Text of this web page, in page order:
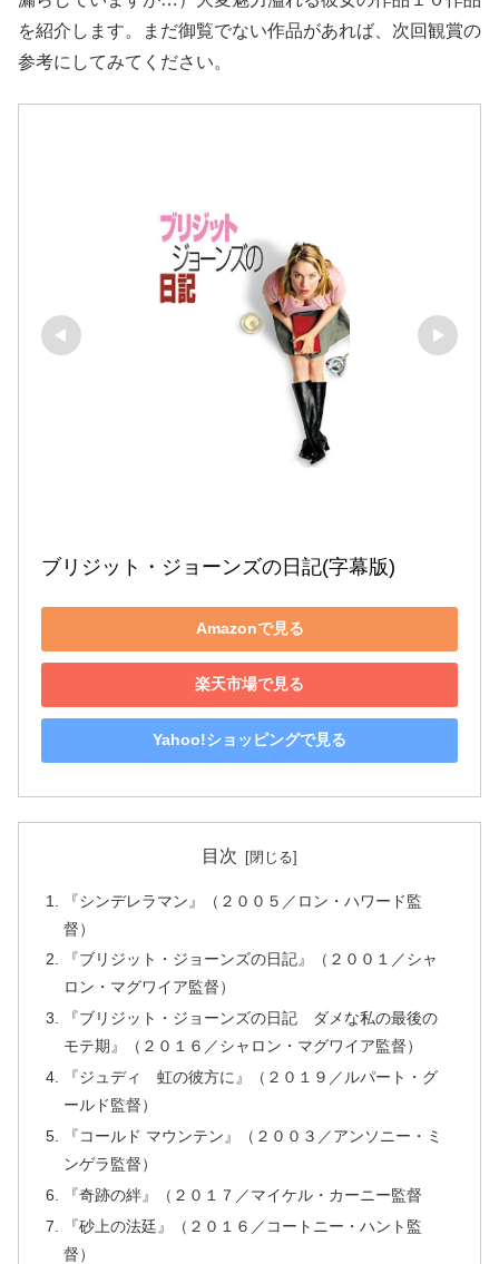
を紹介します。まだ御覧でない作品があれば、次回観賞の
参考にしてみてください。
ブリジット・ジョーンズの日記(字幕版)
Amazonで見る
楽天市場で見る
Yahoo!ショッピングで見る
目次
『シンデレラマン』（２００５／ロン・ハワード監
督）
『ブリジット・ジョーンズの日記』（２００１／シャ
ロン・マグワイア監督）
『ブリジット・ジョーンズの日記 ダメな私の最後の
モテ期』（２０１６／シャロン・マグワイア監督）
『ジュディ 虹の彼方に』（２０１９／ルパート・グ
ールド監督）
『コールド マウンテン』（２００３／アンソニー・ミ
ンゲラ監督）
『奇跡の絆』（２０１７／マイケル・カーニー監督
『砂上の法廷』（２０１６／コートニー・ハント監
督）